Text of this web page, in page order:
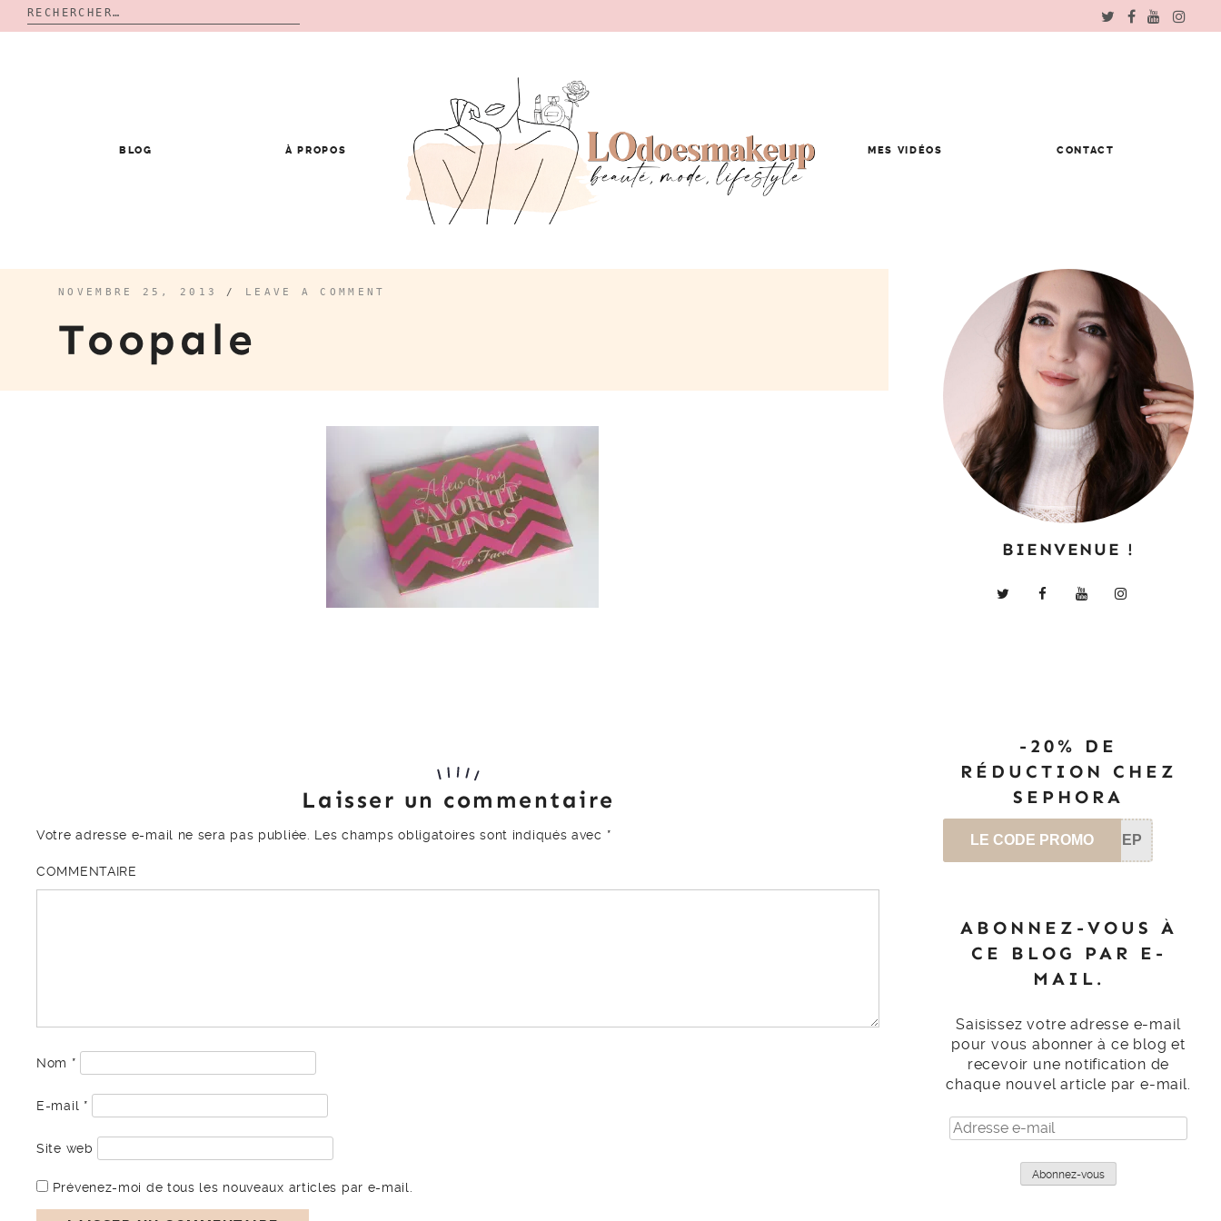
Rechercher :
BLOG À PROPOS MES VIDÉOS CONTACT
NOVEMBRE 25, 2013 / LEAVE A COMMENT
Toopale
Laisser un commentaire
Votre adresse e-mail ne sera pas publiée. Les champs obligatoires sont indiqués avec *
COMMENTAIRE
Nom *
E-mail *
Site web
Prévenez-moi de tous les nouveaux articles par e-mail.
BIENVENUE !
-20% DE
RÉDUCTION CHEZ
SEPHORA
LE CODE PROMO SEP
ABONNEZ-VOUS À
CE BLOG PAR E-
MAIL.
Saisissez votre adresse e-mail
pour vous abonner à ce blog et
recevoir une notification de
chaque nouvel article par e-mail.
Adresse
e-
Abonnez-vous